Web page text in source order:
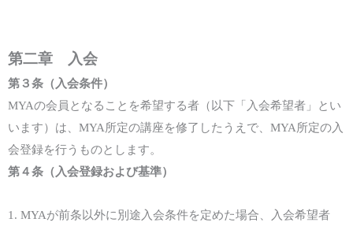
第二章 入会
第３条（入会条件）
MYAの会員となることを希望する者（以下「入会希望者」とい
います）は、MYA所定の講座を修了したうえで、MYA所定の入
会登録を行うものとします。
第４条（入会登録および基準）
1. MYAが前条以外に別途入会条件を定めた場合、
入会希望者